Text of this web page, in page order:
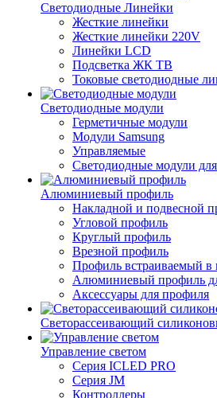
Светодиодные Линейки
Жесткие линейки
Жесткие линейки 220V
Линейки LCD
Подсветка ЖК ТВ
Токовые светодиодные
Светодиодные модули
Герметичные модули
Модули Samsung
Управляемые
Светодиодные модули
Алюминиевый профиль
Накладной и подвесной
Угловой профиль
Круглый профиль
Врезной профиль
Профиль встраиваемый в
Алюминиевый профиль
Аксессуары для профиля
Светорассеивающий
Управление светом
Серия ICLED PRO
Серия JM
Контроллеры